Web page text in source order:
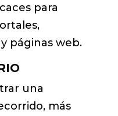
para
páginas web.
una
más